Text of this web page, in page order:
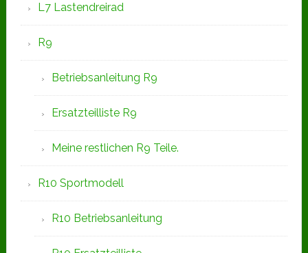
L7 Lastendreirad
R9
Betriebsanleitung R9
Ersatzteilliste R9
Meine restlichen R9 Teile.
R10 Sportmodell
R10 Betriebsanleitung